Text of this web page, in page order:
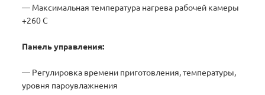
— Максимальная температура нагрева рабочей камеры
+260 C
Панель управления:
— Регулировка времени приготовления, температуры,
уровня пароувлажнения